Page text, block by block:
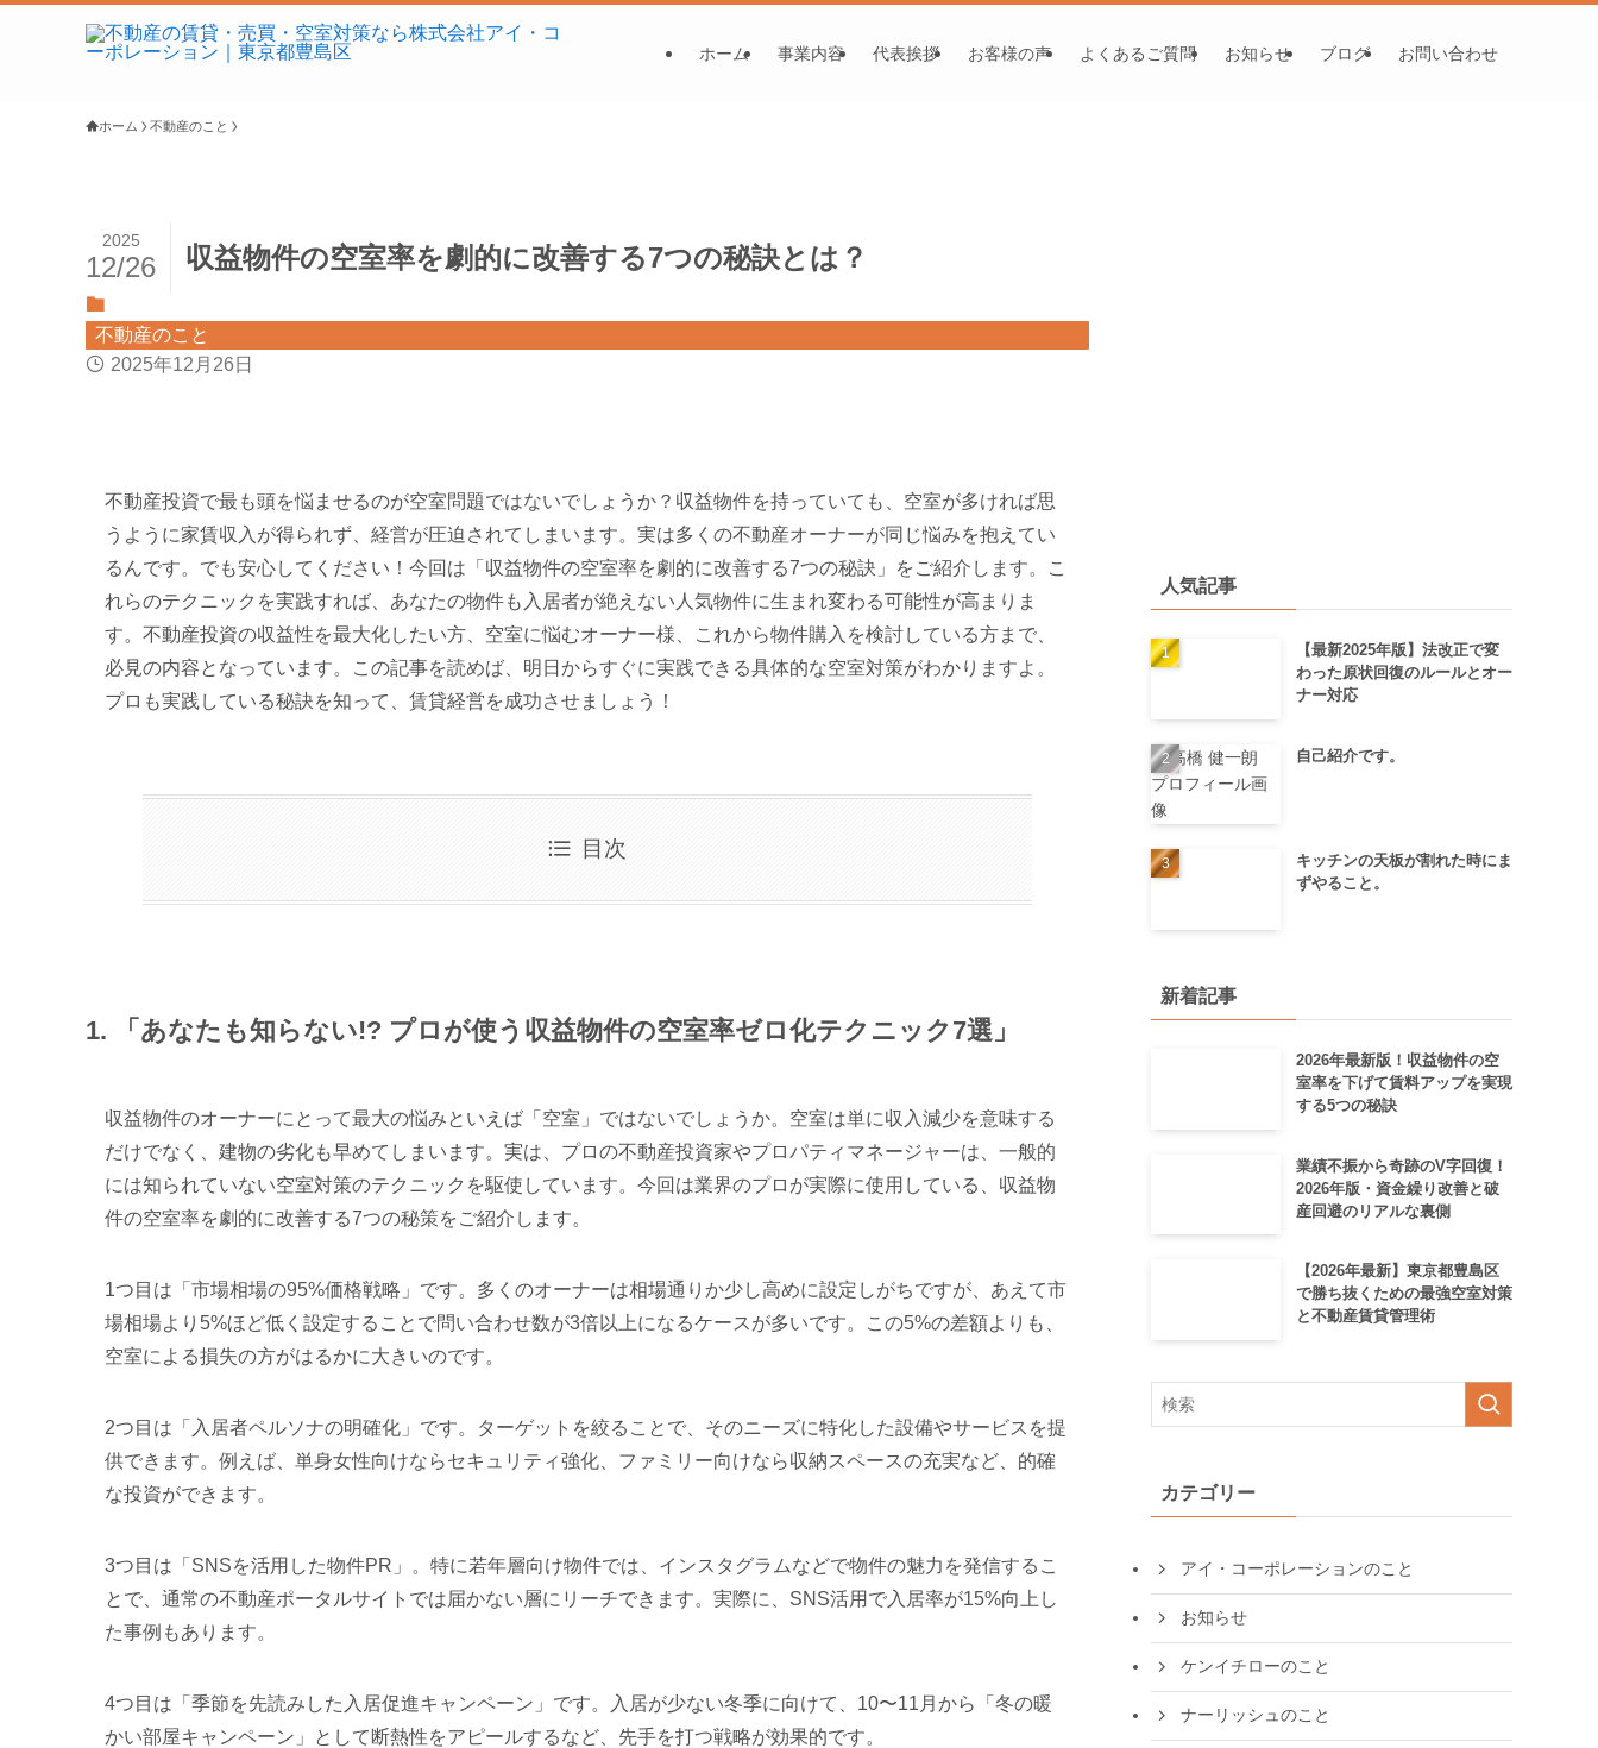
ホーム 事業内容 代表挨拶 お客様の声 よくあるご質問 お知らせ ブログ お問い合わせ
ホーム 不動産のこと
収益物件の空室率を劇的に改善する7つの秘訣とは？
2025
12/26
不動産のこと
2025年12月26日
不動産投資で最も頭を悩ませるのが空室問題ではないでしょうか？収益物件を持っていても、空室が多ければ思
うように家賃収入が得られず、経営が圧迫されてしまいます。実は多くの不動産オーナーが同じ悩みを抱えてい
るんです。でも安心してください！今回は「収益物件の空室率を劇的に改善する7つの秘訣」をご紹介します。こ
れらのテクニックを実践すれば、あなたの物件も入居者が絶えない人気物件に生まれ変わる可能性が高まりま
す。不動産投資の収益性を最大化したい方、空室に悩むオーナー様、これから物件購入を検討している方まで、
必見の内容となっています。この記事を読めば、明日からすぐに実践できる具体的な空室対策がわかりますよ。
プロも実践している秘訣を知って、賃貸経営を成功させましょう！
目次
1. 「あなたも知らない!? プロが使う収益物件の空室率ゼロ化テクニック7選」
収益物件のオーナーにとって最大の悩みといえば「空室」ではないでしょうか。空室は単に収入減少を意味する
だけでなく、建物の劣化も早めてしまいます。実は、プロの不動産投資家やプロパティマネージャーは、一般的
には知られていない空室対策のテクニックを駆使しています。今回は業界のプロが実際に使用している、収益物
件の空室率を劇的に改善する7つの秘策をご紹介します。
1つ目は「市場相場の95%価格戦略」です。多くのオーナーは相場通りか少し高めに設定しがちですが、あえて市
場相場より5%ほど低く設定することで問い合わせ数が3倍以上になるケースが多いです。この5%の差額よりも、
空室による損失の方がはるかに大きいのです。
2つ目は「入居者ペルソナの明確化」です。ターゲットを絞ることで、そのニーズに特化した設備やサービスを提
供できます。例えば、単身女性向けならセキュリティ強化、ファミリー向けなら収納スペースの充実など、的確
な投資ができます。
3つ目は「SNSを活用した物件PR」。特に若年層向け物件では、インスタグラムなどで物件の魅力を発信するこ
とで、通常の不動産ポータルサイトでは届かない層にリーチできます。実際に、SNS活用で入居率が15%向上し
た事例もあります。
4つ目は「季節を先読みした入居促進キャンペーン」です。入居が少ない冬季に向けて、10〜11月から「冬の暖
かい部屋キャンペーン」として断熱性をアピールするなど、先手を打つ戦略が効果的です。
人気記事
【最新2025年版】法改正で変
わった原状回復のルールとオー
ナー対応
自己紹介です。
キッチンの天板が割れた時にま
ずやること。
新着記事
2026年最新版！収益物件の空
室率を下げて賃料アップを実現
する5つの秘訣
業績不振から奇跡のV字回復！
2026年版・資金繰り改善と破
産回避のリアルな裏側
【2026年最新】東京都豊島区
で勝ち抜くための最強空室対策
と不動産賃貸管理術
カテゴリー
アイ・コーポレーションのこと
お知らせ
ケンイチローのこと
ナーリッシュのこと